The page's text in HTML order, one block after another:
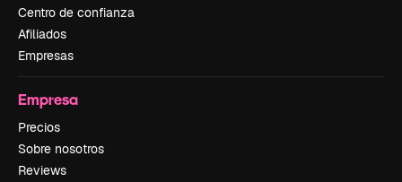
Centro de confianza
Afiliados
Empresas
Empresa
Precios
Sobre nosotros
Reviews